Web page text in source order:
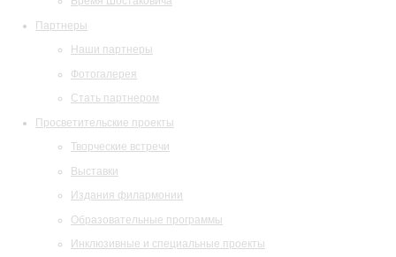
Партнеры
Наши партнеры
Фотогалерея
Стать партнером
Просветительские проекты
Творческие встречи
Выставки
Издания филармонии
Образовательные программы
Инклюзивные и специальные проекты